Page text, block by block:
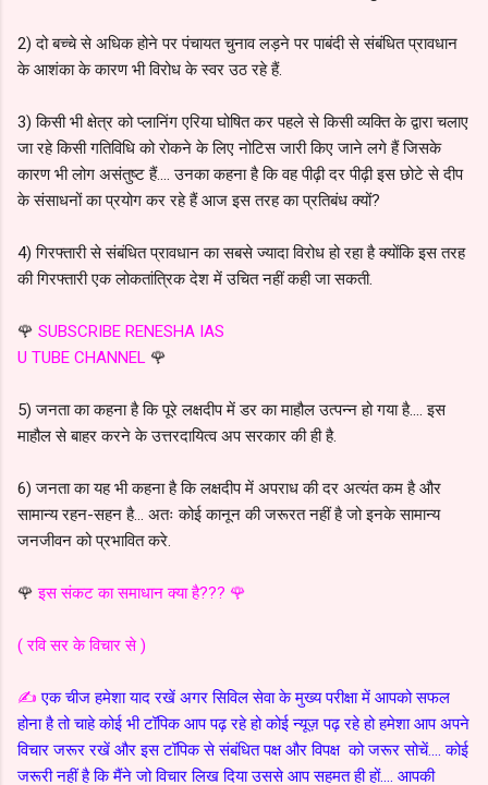
2) दो बच्चे से अधिक होने पर पंचायत चुनाव लड़ने पर पाबंदी से संबंधित प्रावधान
के आशंका के कारण भी विरोध के स्वर उठ रहे हैं.
3) किसी भी क्षेत्र को प्लानिंग एरिया घोषित कर पहले से किसी व्यक्ति के द्वारा चलाए
जा रहे किसी गतिविधि को रोकने के लिए नोटिस जारी किए जाने लगे हैं जिसके
कारण भी लोग असंतुष्ट हैं.... उनका कहना है कि वह पीढ़ी दर पीढ़ी इस छोटे से दीप
के संसाधनों का प्रयोग कर रहे हैं आज इस तरह का प्रतिबंध क्यों?
4) गिरफ्तारी से संबंधित प्रावधान का सबसे ज्यादा विरोध हो रहा है क्योंकि इस तरह
की गिरफ्तारी एक लोकतांत्रिक देश में उचित नहीं कही जा सकती.
🌹 SUBSCRIBE RENESHA IAS
U TUBE CHANNEL 🌹
5) जनता का कहना है कि पूरे लक्षदीप में डर का माहौल उत्पन्न हो गया है.... इस
माहौल से बाहर करने के उत्तरदायित्व अप सरकार की ही है.
6) जनता का यह भी कहना है कि लक्षदीप में अपराध की दर अत्यंत कम है और
सामान्य रहन-सहन है... अतः कोई कानून की जरूरत नहीं है जो इनके सामान्य
जनजीवन को प्रभावित करे.
🌹इस संकट का समाधान क्या है??? 🌹
( रवि सर के विचार से )
✍️एक चीज हमेशा याद रखें अगर सिविल सेवा के मुख्य परीक्षा में आपको सफल
होना है तो चाहे कोई भी टॉपिक आप पढ़ रहे हो कोई न्यूज़ पढ़ रहे हो हमेशा आप अपने
विचार जरूर रखें और इस टॉपिक से संबंधित पक्ष और विपक्ष को जरूर सोचें.... कोई
जरूरी नहीं है कि मैंने जो विचार लिख दिया उससे आप सहमत ही हों.... आपकी